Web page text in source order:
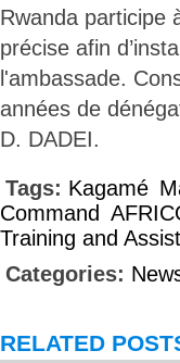
Rwanda participe
précise afin
l'ambassade.
années de
D. DADEI.
Tags: Kagamé
Command
Training and
Categories:
RELATED